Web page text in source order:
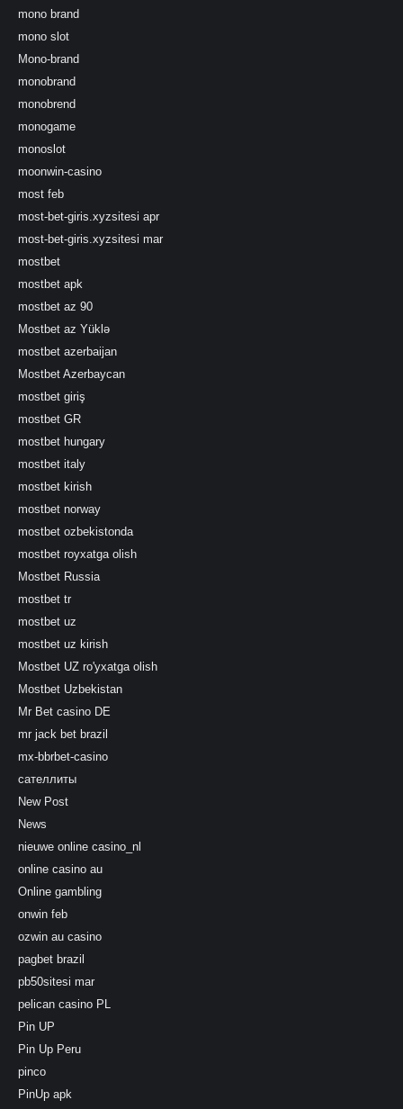
mono brand
mono slot
Mono-brand
monobrand
monobrend
monogame
monoslot
moonwin-casino
most feb
most-bet-giris.xyzsitesi apr
most-bet-giris.xyzsitesi mar
mostbet
mostbet apk
mostbet az 90
Mostbet az Yüklə
mostbet azerbaijan
Mostbet Azerbaycan
mostbet giriş
mostbet GR
mostbet hungary
mostbet italy
mostbet kirish
mostbet norway
mostbet ozbekistonda
mostbet royxatga olish
Mostbet Russia
mostbet tr
mostbet uz
mostbet uz kirish
Mostbet UZ ro'yxatga olish
Mostbet Uzbekistan
Mr Bet casino DE
mr jack bet brazil
mx-bbrbet-casino
сателлиты
New Post
News
nieuwe online casino_nl
online casino au
Online gambling
onwin feb
ozwin au casino
pagbet brazil
pb50sitesi mar
pelican casino PL
Pin UP
Pin Up Peru
pinco
PinUp apk